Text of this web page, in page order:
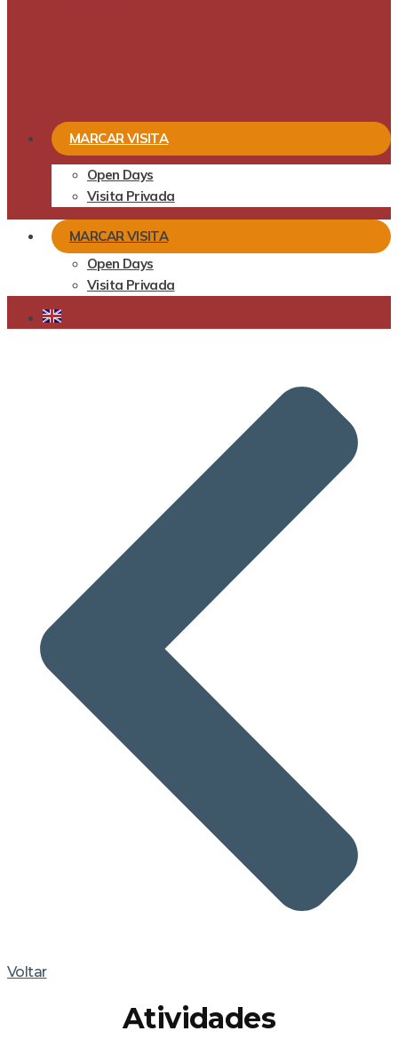
MARCAR VISITA
Open Days
Visita Privada
MARCAR VISITA
Open Days
Visita Privada
Voltar
Atividades